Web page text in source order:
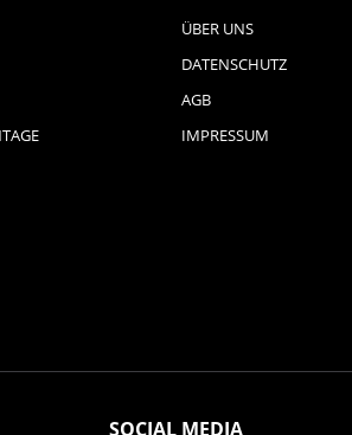
ÜBER UNS
DATENSCHUTZ
AGB
IMPRESSUM
SOCIAL MEDIA